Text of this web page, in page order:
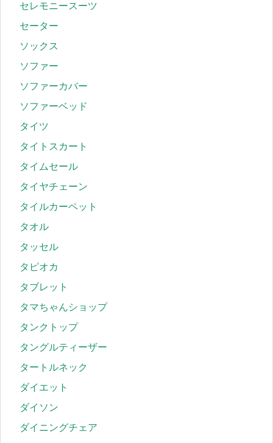
セレモニースーツ
セーター
ソックス
ソファー
ソファーカバー
ソファーベッド
タイツ
タイトスカート
タイムセール
タイヤチェーン
タイルカーペット
タオル
タッセル
タピオカ
タブレット
タマちゃんショップ
タンクトップ
タングルティーザー
タートルネック
ダイエット
ダイソン
ダイニングチェア